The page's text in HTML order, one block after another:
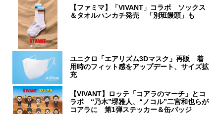
【ファミマ】「VIVANT」コラボ ソックス
＆タオルハンカチ発売 「別班饅頭」も
ユニクロ「エアリズム3Dマスク」再販 着
用時のフィット感をアップデート、サイズ拡
充
【VIVANT】ロッテ「コアラのマーチ」とコ
ラボ “乃木”堺雅人、“ノコル”二宮和也らが
コアラに 第1弾ステッカー＆缶バッジ